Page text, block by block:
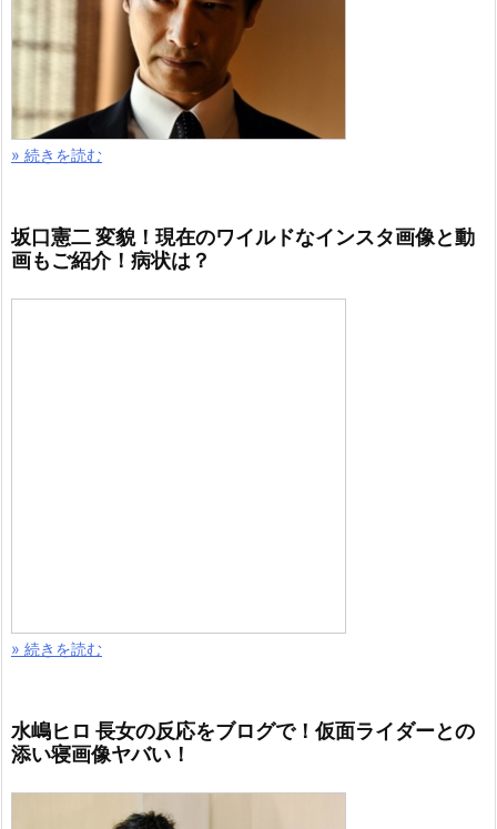
» 続きを読む
坂口憲二 変貌！現在のワイルドなインスタ画像と動
画もご紹介！病状は？
» 続きを読む
水嶋ヒロ 長女の反応をブログで！仮面ライダーとの
添い寝画像ヤバい！